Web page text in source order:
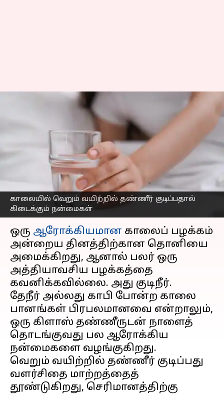
காலையில் வெறும் வயிற்றில் தண்ணீர் குடிப்பதால்
கிடைக்கும் நன்மைகள்
காலையில் வெறும்
வயிற்றில் தண்ணீர்
குடிப்பதால் இவ்ளோ
நன்மைகளா? இதை
தெரிந்து கொள்ளுங்கள்
Sekar Chinnappan Feb 15, 2025
செய்தி முன்னோட்டம்
ஒரு ஆரோக்கியமான காலைப் பழக்கம்
அன்றைய தினத்திற்கான தொனியை
அமைக்கிறது, ஆனால் பலர் ஒரு
அத்தியாவசிய பழக்கத்தை
கவனிக்கவில்லை. அது குடிநீர்.
தேநீர் அல்லது காபி போன்ற காலை
பானங்கள் பிரபலமானவை என்றாலும்,
ஒரு கிளாஸ் தண்ணீருடன் நாளைத்
தொடங்குவது பல ஆரோக்கிய
நன்மைகளை வழங்குகிறது.
வெறும் வயிற்றில் தண்ணீர் குடிப்பது
வளர்சிதை மாற்றத்தைத்
தூண்டுகிறது, செரிமானத்திற்கு